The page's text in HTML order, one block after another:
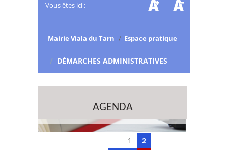
Vous êtes ici :
Mairie Viala du Tarn / Espace pratique
/ DÉMARCHES ADMINISTRATIVES
AGENDA
1
2